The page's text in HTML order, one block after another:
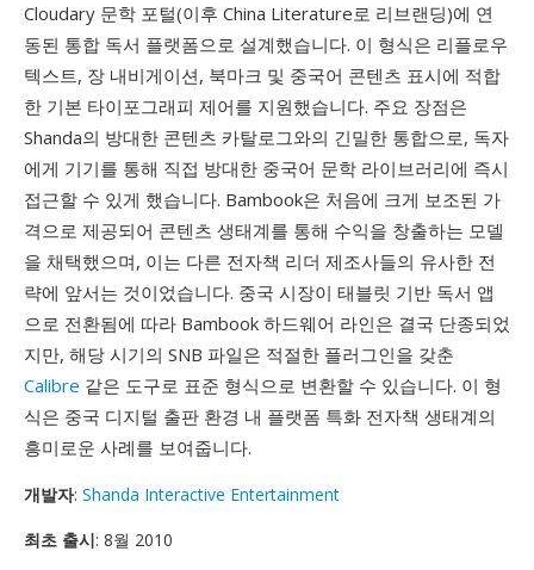
Cloudary 문학 포털(이후 China Literature로 리브랜딩)에 연
동된 통합 독서 플랫폼으로 설계했습니다. 이 형식은 리플로우
텍스트, 장 내비게이션, 북마크 및 중국어 콘텐츠 표시에 적합
한 기본 타이포그래피 제어를 지원했습니다. 주요 장점은
Shanda의 방대한 콘텐츠 카탈로그와의 긴밀한 통합으로, 독자
에게 기기를 통해 직접 방대한 중국어 문학 라이브러리에 즉시
접근할 수 있게 했습니다. Bambook은 처음에 크게 보조된 가
격으로 제공되어 콘텐츠 생태계를 통해 수익을 창출하는 모델
을 채택했으며, 이는 다른 전자책 리더 제조사들의 유사한 전
략에 앞서는 것이었습니다. 중국 시장이 태블릿 기반 독서 앱
으로 전환됨에 따라 Bambook 하드웨어 라인은 결국 단종되었
지만, 해당 시기의 SNB 파일은 적절한 플러그인을 갖춘
Calibre 같은 도구로 표준 형식으로 변환할 수 있습니다. 이 형
식은 중국 디지털 출판 환경 내 플랫폼 특화 전자책 생태계의
흥미로운 사례를 보여줍니다.
개발자: Shanda Interactive Entertainment
최초 출시: 8월 2010